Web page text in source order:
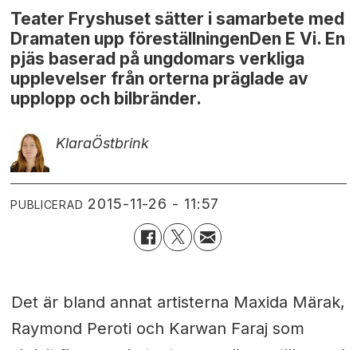
Teater Fryshuset sätter i samarbete med
Dramaten upp föreställningenDen E Vi. En
pjäs baserad på ungdomars verkliga
upplevelser från orterna präglade av
upplopp och bilbränder.
KlaraÖstbrink
PUBLICERAD 2015-11-26 - 11:57
Det är bland annat artisterna Maxida Märak,
Raymond Peroti och Karwan Faraj som